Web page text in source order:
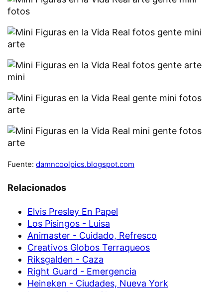
Fuente: damncoolpics.blogspot.com
Relacionados
Elvis Presley En Papel
Los Pisingos - Luisa
Animaster - Cuidado, Refresco
Creativos Globos Terraqueos
Riksgalden - Caza
Right Guard - Emergencia
Heineken - Ciudades, Nueva York